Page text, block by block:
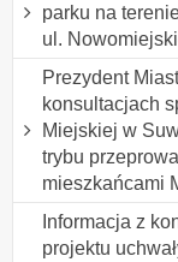
parku na
ul.
Prezydent
konsultacjach
Miejskiej w
trybu
mieszkańcami
Informacja z
projektu